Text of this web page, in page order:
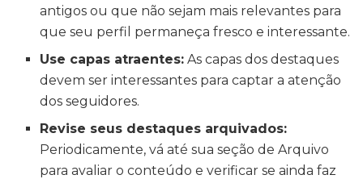
antigos ou que não sejam mais relevantes para
que seu perfil permaneça fresco e interessante.
Use capas atraentes: As capas dos destaques
devem ser interessantes para captar a atenção
dos seguidores.
Revise seus destaques arquivados:
Periodicamente, vá até sua seção de Arquivo
para avaliar o conteúdo e verificar se ainda faz